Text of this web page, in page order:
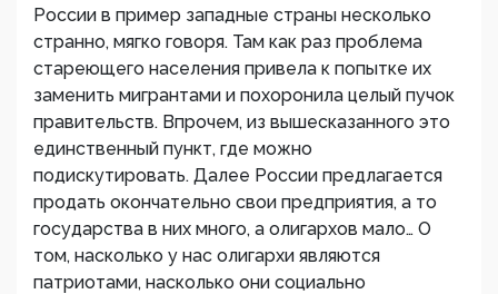
России в пример западные страны несколько
странно, мягко говоря. Там как раз проблема
стареющего населения привела к попытке их
заменить мигрантами и похоронила целый пучок
правительств. Впрочем, из вышесказанного это
единственный пункт, где можно
подискутировать. Далее России предлагается
продать окончательно свои предприятия, а то
государства в них много, а олигархов мало… О
том, насколько у нас олигархи являются
патриотами, насколько они социально